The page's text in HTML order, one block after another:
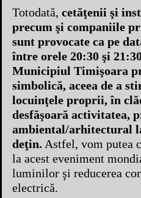
Totodată, cetăţenii şi
precum şi companiile
sunt provocate ca pe
între orele 20:30 şi
Municipiul Timişoara
simbolică, aceea de a
locuinţele proprii, în
desfăşoară activitatea,
ambiental/arhitectural
deţin. Astfel, vom putea
la acest eveniment
luminilor şi reducerea
electrică.